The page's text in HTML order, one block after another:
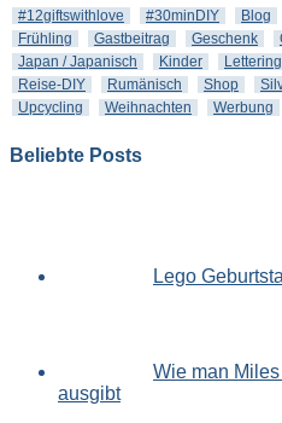
#12giftswithlove #30minDIY Blog
Frühling
Gastbeitrag Geschenk
Japan / Japanisch
Kinder Lettering
Reise-DIY
Rumänisch Shop
Upcycling
Weihnachten Werbung
Beliebte Posts
Lego
Wie man
ausgibt